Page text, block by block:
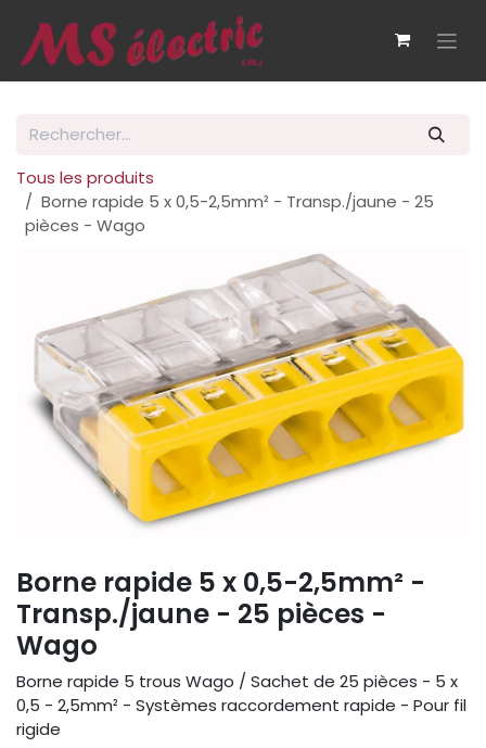
Tous les produits
Borne rapide 5 x 0,5-2,5mm² - Transp./jaune - 25
pièces - Wago
Borne rapide 5 x 0,5-2,5mm² -
Transp./jaune - 25 pièces -
Wago
Borne rapide 5 trous Wago / Sachet de 25 pièces - 5 x
0,5 - 2,5mm² - Systèmes raccordement rapide - Pour fil
rigide